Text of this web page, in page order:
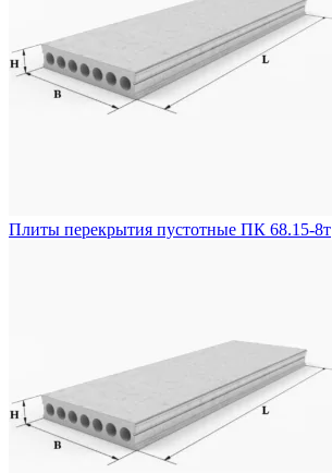
Плиты перекрытия пустотные ПК 68.15-8т